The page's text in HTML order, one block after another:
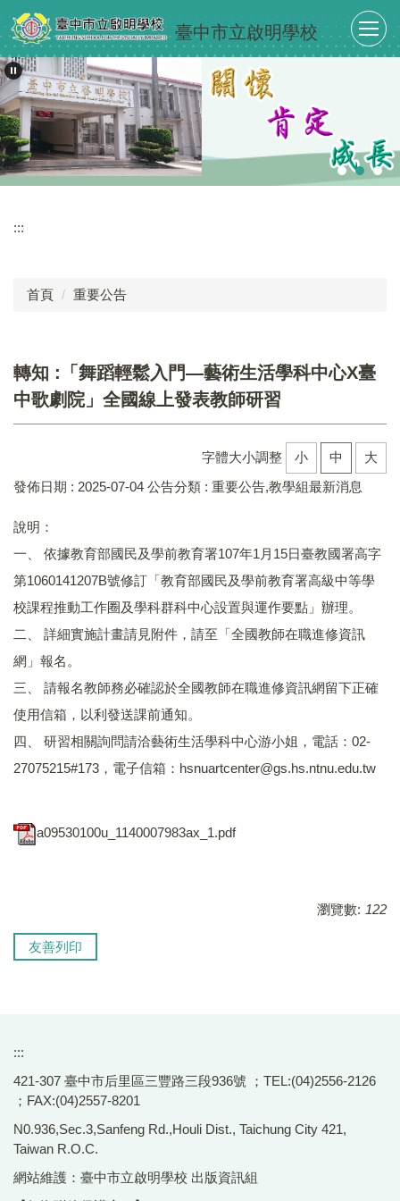
跳
到
主
要
內
容
區
臺中市立啟明學校
:::
首頁 重要公告
轉知 :「舞蹈輕鬆入門—藝術生活學科中心X臺
中歌劇院」全國線上發表教師研習
字體大小調整 小 中
大
發佈日期 : 2025-07-04 公告分類 : 重要公告,教學組最新消息
說明：
一、 依據教育部國民及學前教育署107年1月15日臺教國署高字
第1060141207B號修訂「教育部國民及學前教育署高級中等學
校課程推動工作圈及學科群科中心設置與運作要點」辦理。
二、 詳細實施計畫請見附件，請至「全國教師在職進修資訊
網」報名。
三、 請報名教師務必確認於全國教師在職進修資訊網留下正確
使用信箱，以利發送課前通知。
四、 研習相關詢問請洽藝術生活學科中心游小姐，電話：02-
27075215#173，電子信箱：hsnuartcenter@gs.hs.ntnu.edu.tw
a09530100u_1140007983ax_1.pdf
瀏覽數: 122
友善列印
:::
421-307 臺中市后里區三豐路三段936號 ；TEL:(04)2556-2126
；FAX:(04)2557-8201
N0.936,Sec.3,Sanfeng Rd.,Houli Dist., Taichung City 421,
Taiwan R.O.C.
網站維護：臺中市立啟明學校 出版資訊組